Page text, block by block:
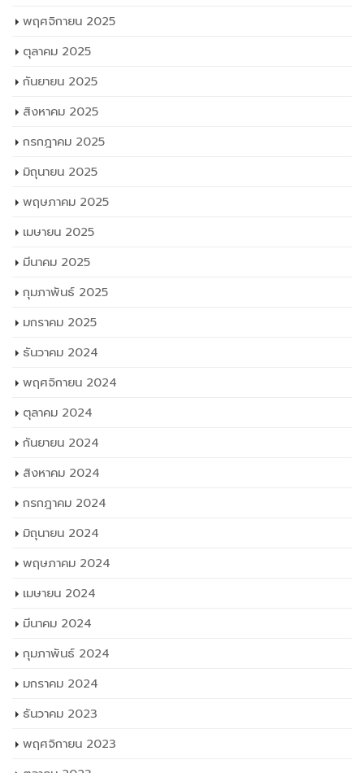
พฤศจิกายน 2025
ตุลาคม 2025
กันยายน 2025
สิงหาคม 2025
กรกฎาคม 2025
มิถุนายน 2025
พฤษภาคม 2025
เมษายน 2025
มีนาคม 2025
กุมภาพันธ์ 2025
มกราคม 2025
ธันวาคม 2024
พฤศจิกายน 2024
ตุลาคม 2024
กันยายน 2024
สิงหาคม 2024
กรกฎาคม 2024
มิถุนายน 2024
พฤษภาคม 2024
เมษายน 2024
มีนาคม 2024
กุมภาพันธ์ 2024
มกราคม 2024
ธันวาคม 2023
พฤศจิกายน 2023